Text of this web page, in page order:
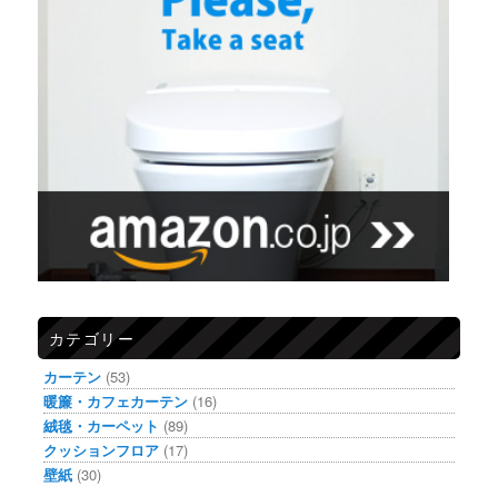
カテゴリー
カーテン (53)
暖簾・カフェカーテン (16)
絨毯・カーペット (89)
クッションフロア (17)
壁紙 (30)